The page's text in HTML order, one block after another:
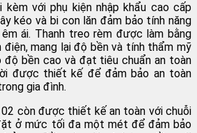
với phụ kiện nhập khẩu cao cấp
kéo và bi con lăn đảm bảo tính năng
ái. Thanh treo rèm được làm bằng
điện, mang lại độ bền và tính thẩm mỹ
độ bền cao và đạt tiêu chuẩn an toàn
được thiết kế để đảm bảo an toàn
gia đình.
còn được thiết kế an toàn với chuỗi
ở mức tối đa một mét để đảm bảo